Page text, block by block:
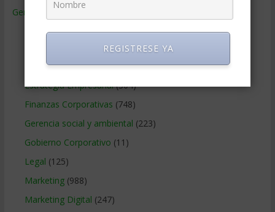
Gerencia
Educacion Gerencial(454)
Estrategia Empresarial(304)
Finanzas Corporativas (748)
Gerencia social y ambiental (223)
Gobierno Corporativo (11)
Legal (125)
Marketing(988)
Marketing Digital (247)
REGISTRESE YA